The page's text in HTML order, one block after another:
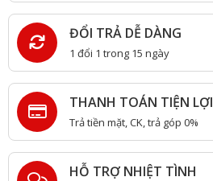
ĐỔI TRẢ DỄ DÀNG
1 đổi 1 trong 15 ngày
THANH TOÁN TIỆN LỢI
Trả tiền mặt, CK, trả góp 0%
HỖ TRỢ NHIỆT TÌNH